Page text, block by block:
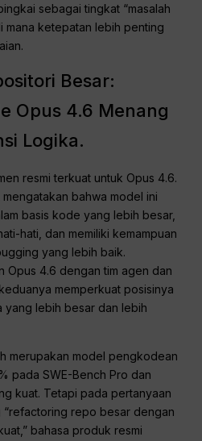
sebagai tingkat “masalah
mana ketepatan lebih penting
Besar:
Opus 4.6 Menang
Logika.
resmi terkuat untuk Opus 4.6.
bahwa model ini
basis kode yang lebih besar,
hati, dan memiliki kemampuan
yang lebih baik.
Opus 4.6 dengan tim agen dan
memperkuat posisinya
yang lebih besar dan lebih
merupakan model pengkodean
pada SWE-Bench Pro dan
kuat. Tetapi pada pertanyaan
repo besar dengan
bahasa produk resmi